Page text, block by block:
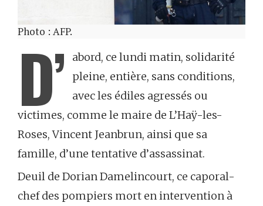
Photo : AFP.
D’
abord, ce lundi matin, solidarité
pleine, entière, sans conditions,
avec les édiles agressés ou
victimes, comme le maire de L’Haÿ-les-
Roses, Vincent Jeanbrun, ainsi que sa
famille, d’une tentative d’assassinat.
Deuil de Dorian Damelincourt, ce caporal-
chef des pompiers mort en intervention à